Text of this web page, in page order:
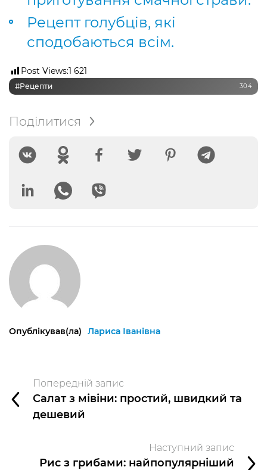
Рецепт голубців, які
сподобаються всім.
Post Views:1 621
#рецепти 304
Поділитися
Опублікував(ла) Лариса Іванівна
Попередній запис
Салат з мівіни: простий, швидкий та
дешевий
Наступний запис
Рис з грибами: найпопулярніший